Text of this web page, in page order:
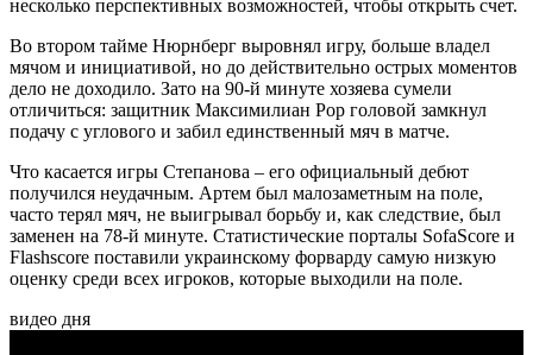
несколько перспективных возможностей, чтобы открыть счет.
Во втором тайме Нюрнберг выровнял игру, больше владел
мячом и инициативой, но до действительно острых моментов
дело не доходило. Зато на 90-й минуте хозяева сумели
отличиться: защитник Максимилиан Рор головой замкнул
подачу с углового и забил единственный мяч в матче.
Что касается игры Степанова – его официальный дебют
получился неудачным. Артем был малозаметным на поле,
часто терял мяч, не выигрывал борьбу и, как следствие, был
заменен на 78-й минуте. Статистические порталы SofaScore и
Flashscore поставили украинскому форварду самую низкую
оценку среди всех игроков, которые выходили на поле.
видео дня